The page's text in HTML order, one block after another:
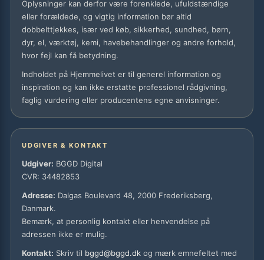
Oplysninger kan derfor være forenklede, ufuldstændige
eller forældede, og vigtig information bør altid
dobbelttjekkes, især ved køb, sikkerhed, sundhed, børn,
dyr, el, værktøj, kemi, havebehandlinger og andre forhold,
hvor fejl kan få betydning.
Indholdet på Hjemmelivet er til generel information og
inspiration og kan ikke erstatte professionel rådgivning,
faglig vurdering eller producentens egne anvisninger.
UDGIVER & KONTAKT
Udgiver: BGGD Digital
CVR: 34482853
Adresse: Dalgas Boulevard 48, 2000 Frederiksberg,
Danmark.
Bemærk, at personlig kontakt eller henvendelse på
adressen ikke er mulig.
Kontakt: Skriv til bggd@bggd.dk og mærk emnefeltet med